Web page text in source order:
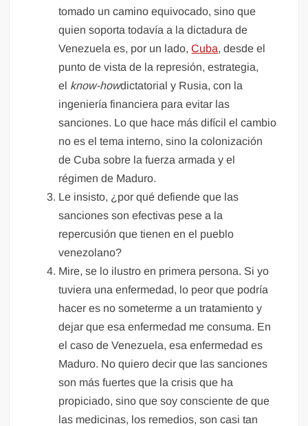
tomado un camino equivocado, sino que
quien soporta todavía a la dictadura de
Venezuela es, por un lado,Cuba, desde el
punto de vista de la represión, estrategia,
el know-howdictatorial y Rusia, con la
ingeniería financiera para evitar las
sanciones. Lo que hace más difícil el cambio
no es el tema interno, sino la colonización
de Cuba sobre la fuerza armada y el
régimen de Maduro.
Le insisto, ¿por qué defiende que las
sanciones son efectivas pese a la
repercusión que tienen en el pueblo
venezolano?
Mire, se lo ilustro en primera persona. Si yo
tuviera una enfermedad, lo peor que podría
hacer es no someterme a un tratamiento y
dejar que esa enfermedad me consuma. En
el caso de Venezuela, esa enfermedad es
Maduro. No quiero decir que las sanciones
son más fuertes que la crisis que ha
propiciado, sino que soy consciente de que
las medicinas, los remedios, son casi tan